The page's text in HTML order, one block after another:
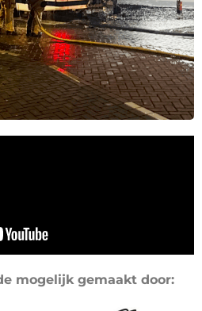
mogelijk gemaakt door: